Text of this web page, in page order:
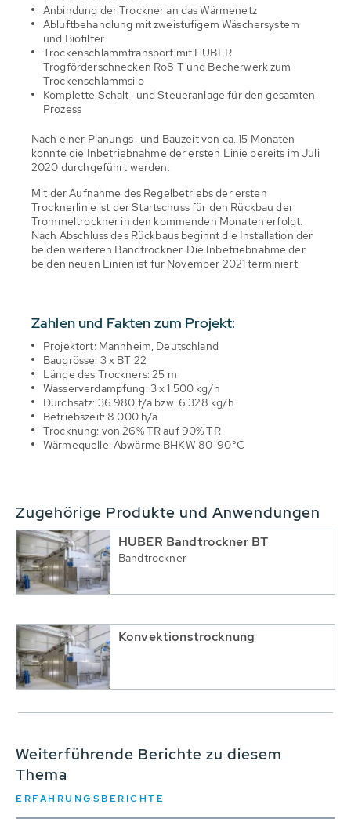
Anbindung der Trockner an das Wärmenetz
Abluftbehandlung mit zweistufigem Wäschersystem
und Biofilter
Trockenschlammtransport mit HUBER
Trogförderschnecken Ro8 T und Becherwerk zum
Trockenschlammsilo
Komplette Schalt- und Steueranlage für den gesamten
Prozess
Nach einer Planungs- und Bauzeit von ca. 15 Monaten
konnte die Inbetriebnahme der ersten Linie bereits im Juli
2020 durchgeführt werden.
Mit der Aufnahme des Regelbetriebs der ersten
Trocknerlinie ist der Startschuss für den Rückbau der
Trommeltrockner in den kommenden Monaten erfolgt.
Nach Abschluss des Rückbaus beginnt die Installation der
beiden weiteren Bandtrockner. Die Inbetriebnahme der
beiden neuen Linien ist für November 2021 terminiert.
Zahlen und Fakten zum Projekt:
Projektort: Mannheim, Deutschland
Baugrösse: 3 x BT 22
Länge des Trockners: 25 m
Wasserverdampfung: 3 x 1.500 kg/h
Durchsatz: 36.980 t/a bzw. 6.328 kg/h
Betriebszeit: 8.000 h/a
Trocknung: von 26% TR auf 90% TR
Wärmequelle: Abwärme BHKW 80-90°C
Zugehörige Produkte und Anwendungen
HUBER Bandtrockner BT
Bandtrockner
Konvektionstrocknung
Weiterführende Berichte zu diesem
Thema
ERFAHRUNGSBERICHTE